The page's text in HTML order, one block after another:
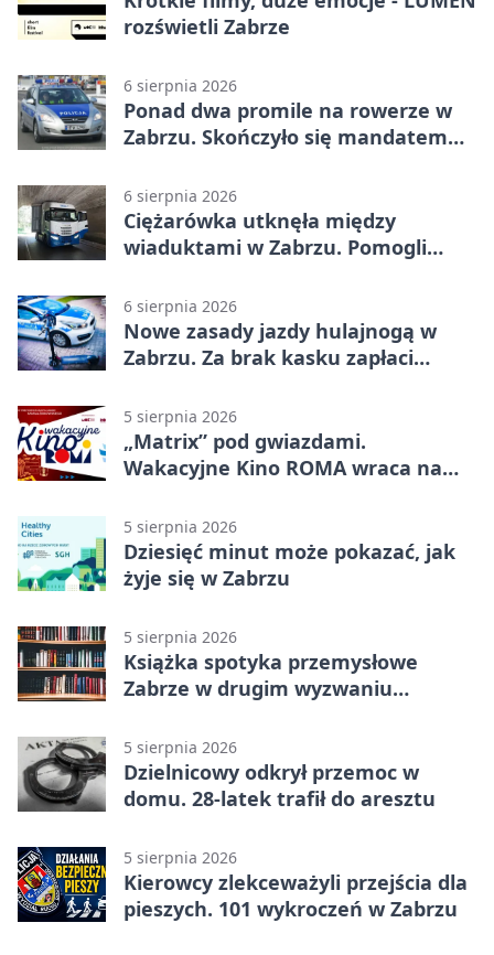
rozświetli Zabrze
6 sierpnia 2026
Ponad dwa promile na rowerze w
Zabrzu. Skończyło się mandatem
6 sierpnia 2026
Ciężarówka utknęła między
wiaduktami w Zabrzu. Pomogli
6 sierpnia 2026
Nowe zasady jazdy hulajnogą w
Zabrzu. Za brak kasku zapłaci
5 sierpnia 2026
„Matrix” pod gwiazdami.
Wakacyjne Kino ROMA wraca na
5 sierpnia 2026
Dziesięć minut może pokazać, jak
żyje się w Zabrzu
5 sierpnia 2026
Książka spotyka przemysłowe
Zabrze w drugim wyzwaniu
5 sierpnia 2026
Dzielnicowy odkrył przemoc w
domu. 28-latek trafił do aresztu
5 sierpnia 2026
Kierowcy zlekceważyli przejścia dla
pieszych. 101 wykroczeń w Zabrzu